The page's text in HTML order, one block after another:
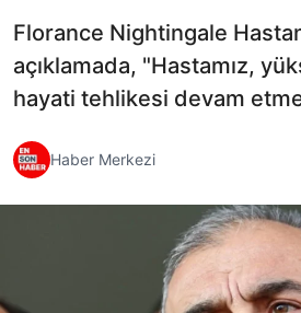
Florance Nightingale
açıklamada, "Hastamız,
hayati tehlikesi devam
Haber Merkezi